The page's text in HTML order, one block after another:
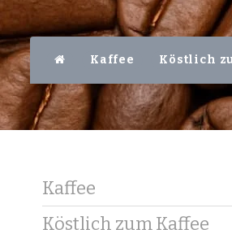
Kaffee Köstlich
Kaffee
Köstlich zum Kaffee